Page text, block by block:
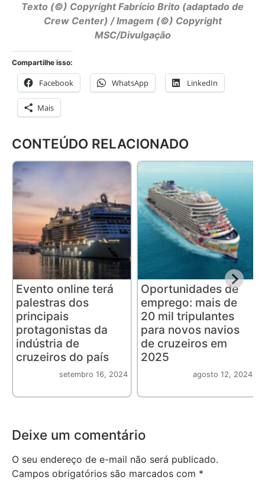
Texto (©) Copyright Fabrício Brito (adaptado de
Crew Center) / Imagem (©) Copyright
MSC/Divulgação
Compartilhe isso:
Facebook WhatsApp LinkedIn
Mais
CONTEÚDO RELACIONADO
Evento online terá
palestras dos
principais
protagonistas da
indústria de
cruzeiros do país
setembro 16, 2024
Oportunidades de
emprego: mais de
20 mil tripulantes
para novos navios
de cruzeiros em
2025
agosto 12, 2024
Deixe um comentário
O seu endereço de e-mail não será publicado.
Campos obrigatórios são marcados com *